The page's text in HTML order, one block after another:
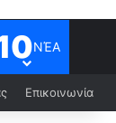
ΝΈΑ
Επικοινωνία